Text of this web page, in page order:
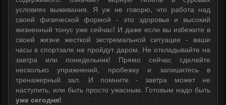
условиях выживания. Я уж не говорю, что работа над
своей физической формой - это здоровье и высокий
жизненный тонус уже сейчас! И даже если вы избежите в
своей жизни жесткой экстремальной ситуации - ваши
часы в спортзале не пройдут даром. Не откладывайте на
завтра или понедельник! Прямо сейчас сделайте
несколько упражнений, пробежку и запишитесь в
тренажерный зал. И помните - завтра может не
наступить, или быть просто ужасным. Готовым надо быть
уже сегодня!